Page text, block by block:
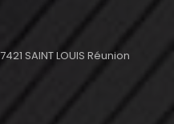
SAINT LOUIS Réunion